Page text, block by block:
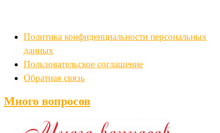
Политика конфиденциальности персональных
данных
Пользовательское соглашение
Обратная связь
Много вопросов